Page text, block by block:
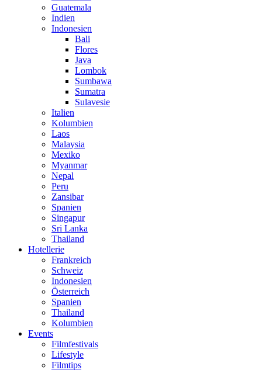
Guatemala
Indien
Indonesien
Bali
Flores
Java
Lombok
Sumbawa
Sumatra
Sulavesie
Italien
Kolumbien
Laos
Malaysia
Mexiko
Myanmar
Nepal
Peru
Zansibar
Spanien
Singapur
Sri Lanka
Thailand
Hotellerie
Frankreich
Schweiz
Indonesien
Österreich
Spanien
Thailand
Kolumbien
Events
Filmfestivals
Lifestyle
Filmtips